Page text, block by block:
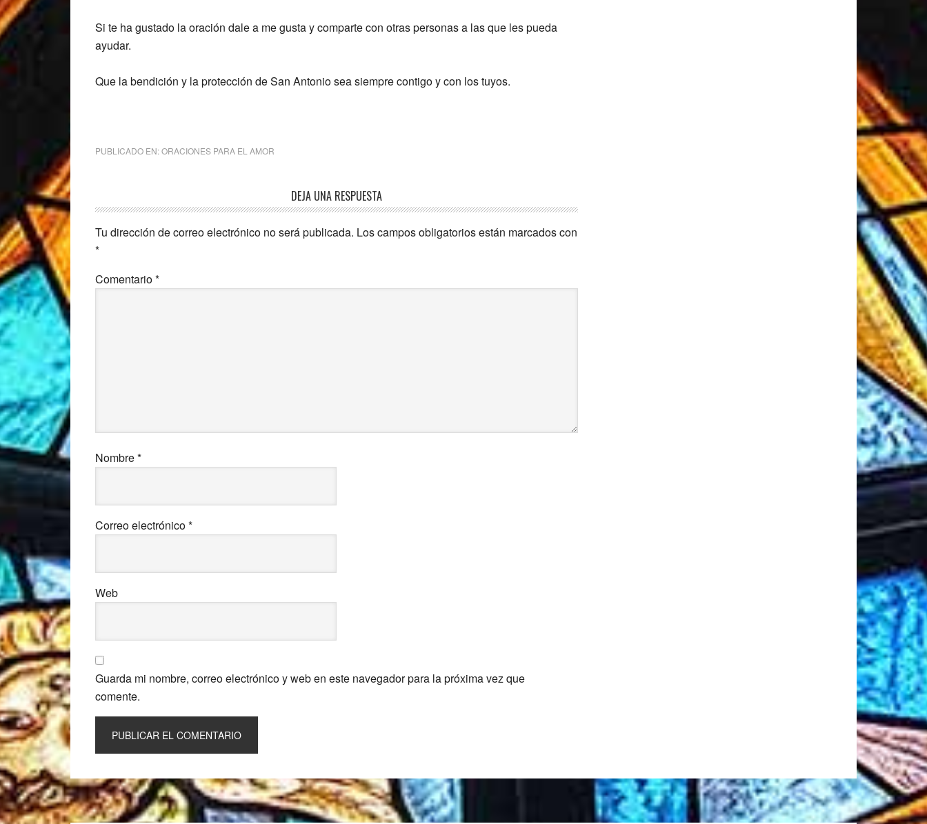
Si te ha gustado la oración dale a me gusta y comparte con otras personas a las que les pueda
ayudar.
Que la bendición y la protección de San Antonio sea siempre contigo y con los tuyos.
PUBLICADO EN:ORACIONES PARA EL AMOR
con
los
lectores
DEJA UNA RESPUESTA
Tu dirección de correo electrónico no será publicada. Los campos obligatorios están marcados con
*
Comentario*
Nombre*
Correo electrónico*
Web
Guarda mi nombre, correo electrónico y web en este navegador para la próxima vez que
comente.